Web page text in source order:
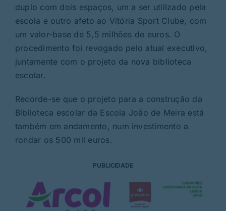
duplo com dois espaços, um a ser utilizado pela
escola e outro afeto ao Vitória Sport Clube, com
um valor-base de 5,5 milhões de euros. O
procedimento foi revogado pelo atual executivo,
juntamente com o projeto da nova biblioteca
escolar.
Recorde-se que o projeto para a construção da
Biblioteca escolar da Escola João de Meira está
também em andamento, num investimento a
rondar os 500 mil euros.
PUBLICIDADE